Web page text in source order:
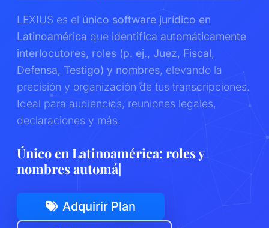
LEXIUS es el único software jurídico en
Latinoamérica que identifica automáticamente
interlocutores, roles (p. ej., Juez, Fiscal,
Defensa, Testigo) y nombres, elevando la
precisión y organización de tus transcripciones.
Ideal para audiencias, reuniones legales,
declaraciones y más.
Único en Latinoamérica|
Adquirir Plan